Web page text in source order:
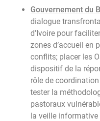
Gouvernement du
dialogue
d’Ivoire pour
zones d’accueil en
conflits; placer les
dispositif de la
rôle de
tester la
pastoraux
la veille informative